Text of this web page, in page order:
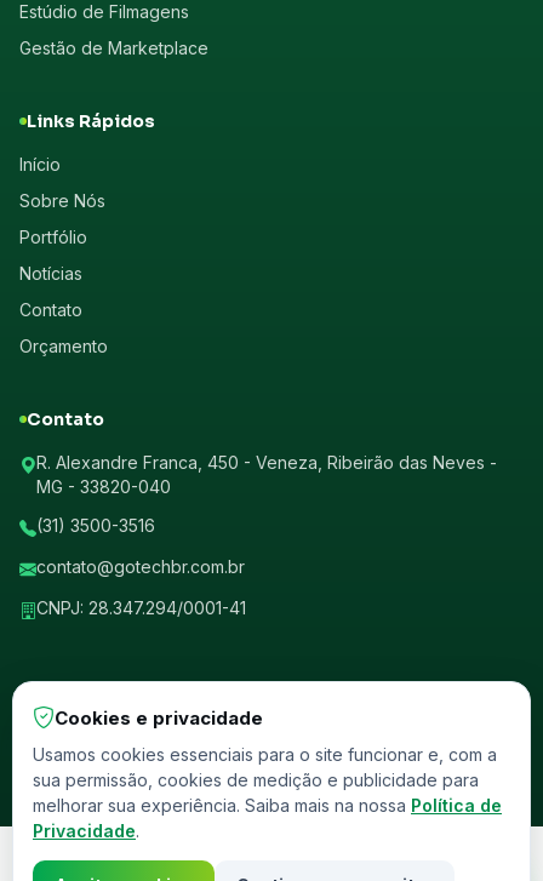
Estúdio de Filmagens
Gestão de Marketplace
Links Rápidos
Início
Sobre Nós
Portfólio
Notícias
Contato
Orçamento
Contato
R. Alexandre Franca, 450 - Veneza, Ribeirão das Neves -
MG - 33820-040
(31) 3500-3516
contato@gotechbr.com.br
CNPJ: 28.347.294/0001-41
Política de PrivacidadeTermos de Uso Homologado ANCINE
Cookies e privacidade
Usamos cookies essenciais para o site funcionar e, com a
sua permissão, cookies de medição e publicidade para
melhorar sua experiência. Saiba mais na nossa Política de
Privacidade.